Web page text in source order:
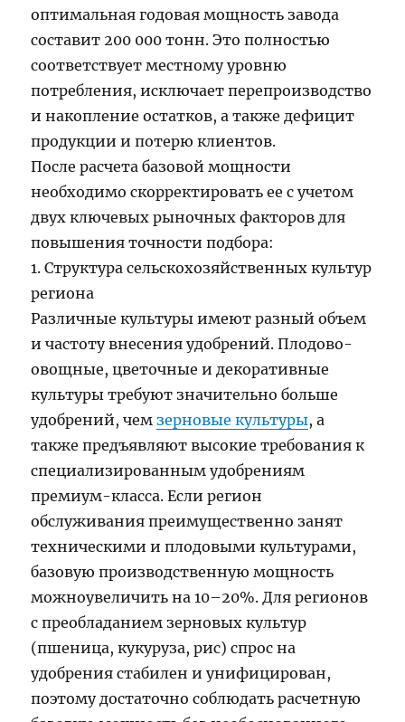
оптимальная годовая мощность завода
составит 200 000 тонн. Это полностью
соответствует местному уровню
потребления, исключает перепроизводство
и накопление остатков, а также дефицит
продукции и потерю клиентов.
После расчета базовой мощности
необходимо скорректировать ее с учетом
двух ключевых рыночных факторов для
повышения точности подбора:
1. Структура сельскохозяйственных культур
региона
Различные культуры имеют разный объем
и частоту внесения удобрений. Плодово-
овощные, цветочные и декоративные
культуры требуют значительно больше
удобрений, чемзерновые культуры, а
также предъявляют высокие требования к
специализированным удобрениям
премиум-класса. Если регион
обслуживания преимущественно занят
техническими и плодовыми культурами,
базовую производственную мощность
можноувеличить на 10–20%. Для регионов
с преобладанием зерновых культур
(пшеница, кукуруза, рис) спрос на
удобрения стабилен и унифицирован,
поэтому достаточно соблюдать расчетную